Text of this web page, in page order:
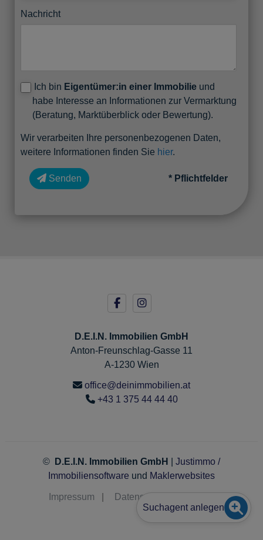
Nachricht
Ich bin Eigentümer:in einer Immobilie und
habe Interesse an Informationen zur Vermarktung
(Beratung, Marktüberblick oder Bewertung).
Wir verarbeiten Ihre personenbezogenen Daten,
weitere Informationen finden Sie hier.
Senden * Pflichtfelder
D.E.I.N. Immobilien GmbH
Anton-Freunschlag-Gasse 11
A-1230 Wien
office@deinimmobilien.at
+43 1 375 44 44 40
© D.E.I.N. Immobilien GmbH
Justimmo /
Immobiliensoftware und Maklerwebsites
Impressum Datenschutz
Suchagent anlegen